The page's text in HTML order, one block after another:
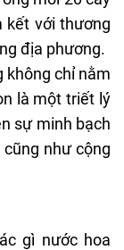
kết với thương
địa phương.
không chỉ nằm
là một triết lý
sự minh bạch
như cộng
gì nước hoa